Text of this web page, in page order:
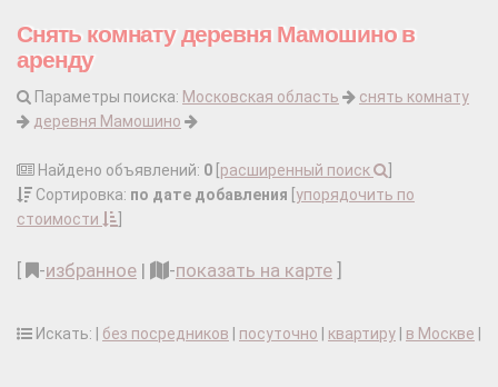
Снять комнату деревня Мамошино в
аренду
Параметры поиска: Московская область
снять комнату
деревня Мамошино
Найдено объявлений: 0 расширенный поиск
Сортировка: по дате добавления упорядочить по
стоимости
-избранное | -показать на карте
Искать: | без посредников посуточно квартиру в Москве